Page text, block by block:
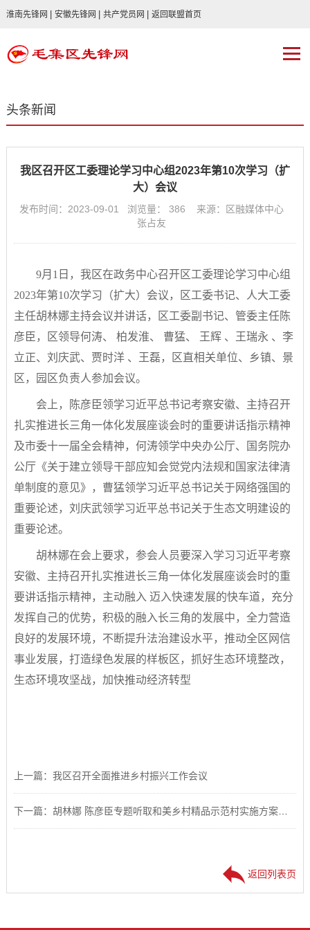
淮南先锋网 安徽先锋网 共产党员网 返回联盟首页
头条新闻
我区召开区工委理论学习中心组2023年第10次学习（扩
大）会议
发布时间：2023-09-01 浏览量： 386 来源：区融媒体中心
张占友
9月1日，我区在政务中心召开区工委理论学习中心组
2023年第10次学习（扩大）会议，区工委书记、人大工委
主任胡林娜主持会议并讲话，区工委副书记、管委主任陈
彦臣，区领导何涛、 柏发淮、 曹猛、 王辉 、王瑞永 、李
立正、刘庆武、贾时洋 、王磊，区直相关单位、乡镇、景
区，园区负责人参加会议。
会上，陈彦臣领学习近平总书记考察安徽、主持召开
扎实推进长三角一体化发展座谈会时的重要讲话指示精神
及市委十一届全会精神，何涛领学中央办公厅、国务院办
公厅《关于建立领导干部应知会觉党内法规和国家法律清
单制度的意见》，曹猛领学习近平总书记关于网络强国的
重要论述，刘庆武领学习近平总书记关于生态文明建设的
重要论述。
胡林娜在会上要求，参会人员要深入学习习近平考察
安徽、主持召开扎实推进长三角一体化发展座谈会时的重
要讲话指示精神，主动融入 迈入快速发展的快车道，充分
发挥自己的优势，积极的融入长三角的发展中，全力营造
良好的发展环境，不断提升法治建设水平，推动全区网信
事业发展，打造绿色发展的样板区，抓好生态环境整改，
生态环境攻坚战，加快推动经济转型
上一篇：我区召开全面推进乡村振兴工作会议
下一篇：胡林娜 陈彦臣专题听取和美乡村精品示范村实施方案汇报
返回列表页